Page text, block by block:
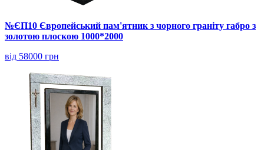
№ЄП10 Європейський пам'ятник з чорного граніту габро з
золотою плоскою 1000*2000
від 58000 грн